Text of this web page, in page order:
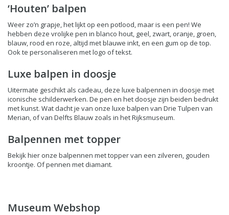
‘Houten’ balpen
Weer zo’n grapje, het lijkt op een potlood, maar is een pen! We
hebben deze vrolijke pen in blanco hout, geel, zwart, oranje, groen,
blauw, rood en roze, altijd met blauwe inkt, en een gum op de top.
Ook te personaliseren met logo of tekst.
Luxe balpen in doosje
Uitermate geschikt als cadeau, deze luxe balpennen in doosje met
iconische schilderwerken. De pen en het doosje zijn beiden bedrukt
met kunst. Wat dacht je van onze luxe balpen van Drie Tulpen van
Merian, of van Delfts Blauw zoals in het Rijksmuseum.
Balpennen met topper
Bekijk hier onze balpennen met topper van een zilveren, gouden
kroontje. Of pennen met diamant.
Museum Webshop